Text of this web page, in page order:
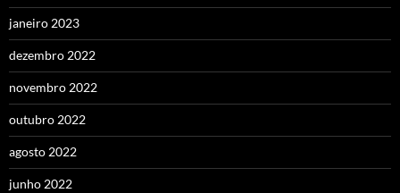
janeiro 2023
dezembro 2022
novembro 2022
outubro 2022
agosto 2022
junho 2022